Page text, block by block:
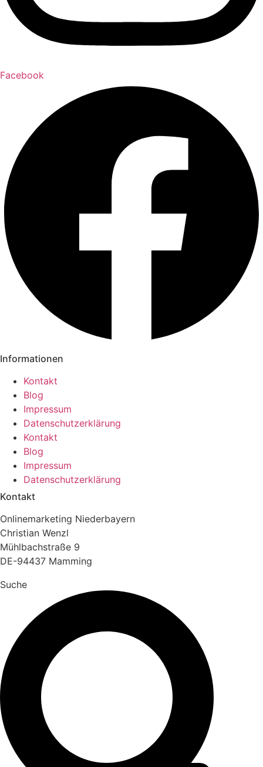
Facebook
Informationen
Kontakt
Blog
Impressum
Datenschutzerklärung
Kontakt
Blog
Impressum
Datenschutzerklärung
Kontakt
Onlinemarketing Niederbayern
Christian Wenzl
Mühlbachstraße 9
DE-94437 Mamming
Suche